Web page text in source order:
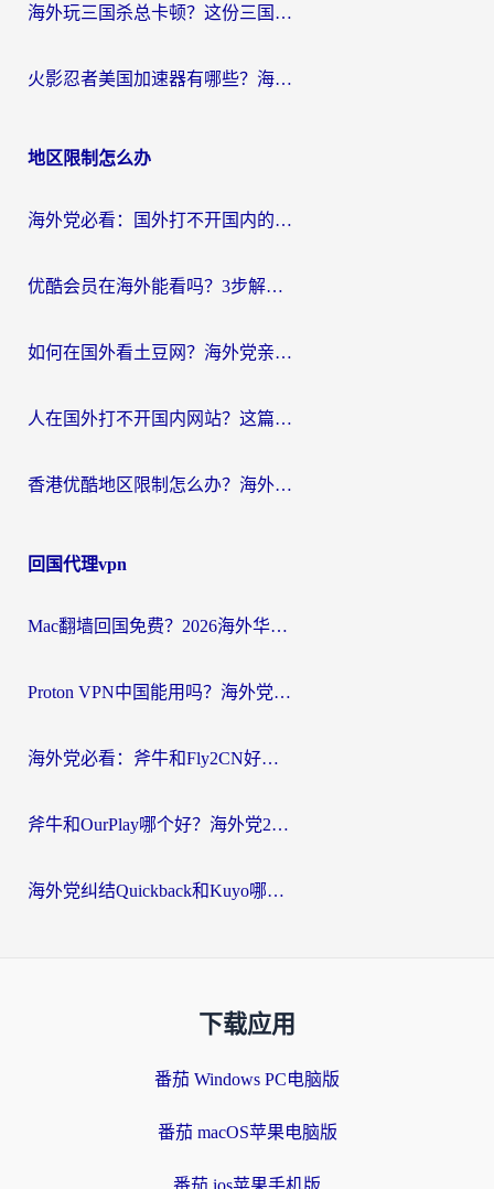
海外玩三国杀总卡顿？这份三国杀游戏加速器指南帮你告别延迟烦恼
火影忍者美国加速器有哪些？海外党亲测的国服游戏加速全攻略（含菲律宾玩三国之刃守望黎明技巧）
地区限制怎么办
海外党必看：国外打不开国内的app怎么办？3步解决你的乡愁
优酷会员在海外能看吗？3步解决海外追剧难题，附实测好用加速器推荐
如何在国外看土豆网？海外党亲测有效的追剧加速器选择指南
人在国外打不开国内网站？这篇攻略帮你无缝解锁国内资源（附交管12123使用技巧）
香港优酷地区限制怎么办？海外党亲测有效的追剧解决方案
回国代理vpn
Mac翻墙回国免费？2026海外华人亲测：从CCTV5直播到国内APP，这样选加速器才靠谱
Proton VPN中国能用吗？海外党选回国加速器的避坑指南（附番茄加速器实测）
海外党必看：斧牛和Fly2CN好用吗？3招教你选对回国加速器（附免费试用攻略）
斧牛和OurPlay哪个好？海外党2026亲测：选对加速器，国内资源秒加载
海外党纠结Quickback和Kuyo哪个好？选对回国加速器才能无缝刷国内资源
下载应用
番茄 Windows PC电脑版
番茄 macOS苹果电脑版